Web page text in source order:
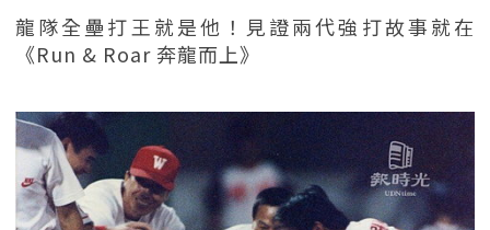
龍隊全壘打王就是他！見證兩代強打故事就在
《Run & Roar 奔龍而上》